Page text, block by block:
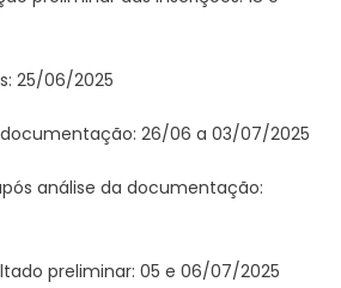
25/06/2025
26/06 a 03/07/2025
análise da documentação:
preliminar: 05 e 06/07/2025